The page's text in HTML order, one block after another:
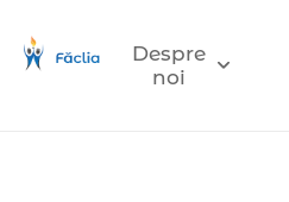
Despre
noi